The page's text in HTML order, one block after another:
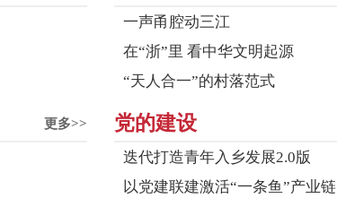
一声甬腔动三江
在“浙”里 看中华文明起源
“天人合一”的村落范式
更多>> 党的建设
迭代打造青年入乡发展2.0版
以党建联建激活“一条鱼”产业链